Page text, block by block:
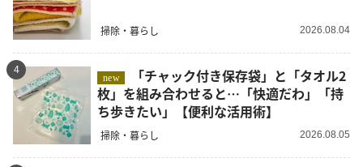
掃除・暮らし 2026.08.04
4
new
枚」を組み合わせると…「快適だわ」「持
ち歩きたい」【便利な活用術】
掃除・暮らし 2026.08.05